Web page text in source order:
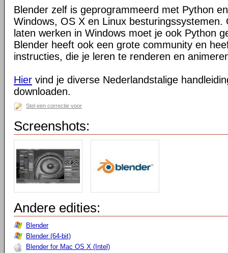
Blender zelf is geprogrammeerd met Python
Windows, OS X en Linux besturingssystemen.
laten werken in Windows moet je ook Python
Blender heeft ook een grote community en
instructies, die je leren te renderen en
Hier vind je diverse Nederlandstalige
downloaden.
Stel een correctie voor
Screenshots:
Andere edities:
Blender
Blender (64-bit)
Blender for Mac OS X (Intel)